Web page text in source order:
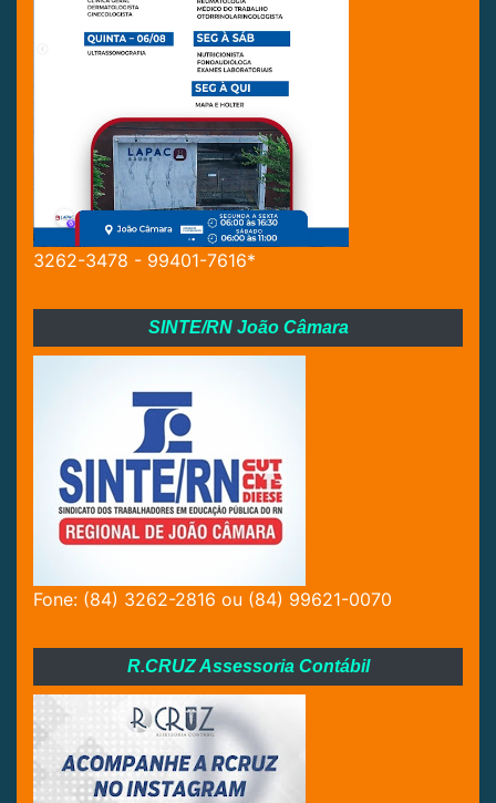
3262-3478 - 99401-7616*
SINTE/RN João Câmara
Fone: (84) 3262-2816 ou (84) 99621-0070
R.CRUZ Assessoria Contábil